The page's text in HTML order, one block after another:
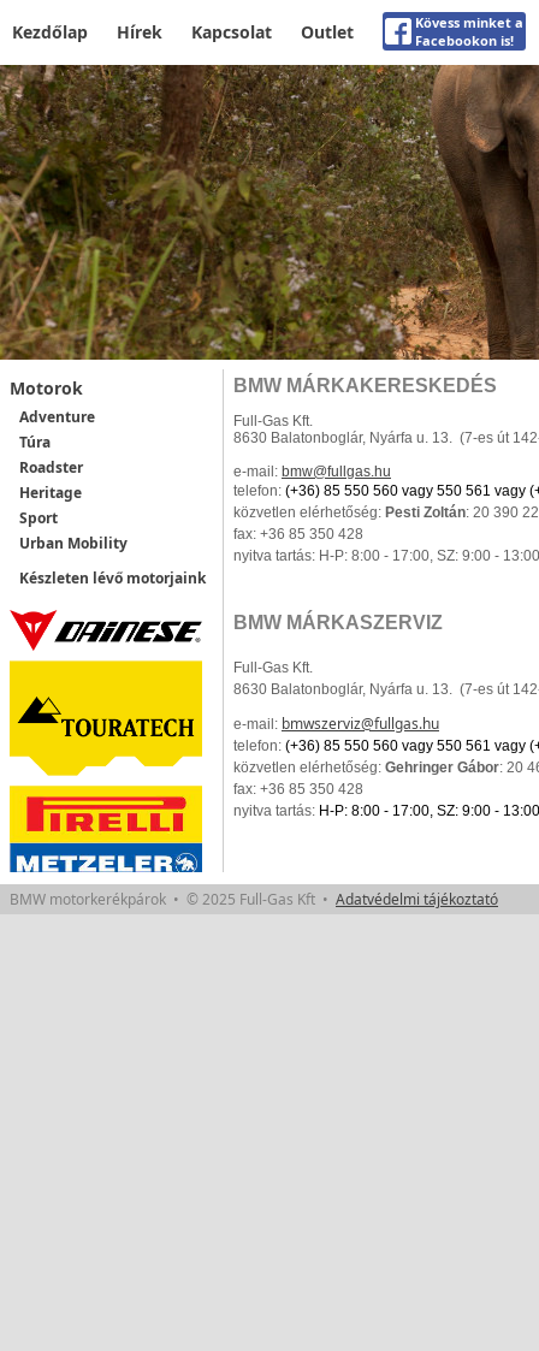
Kezdőlap Hírek Kapcsolat Outlet
Kövess minket a
Facebookon is!
Motorok
Adventure
Túra
Roadster
Heritage
Sport
Urban Mobility
Készleten lévő motorjaink
BMW MÁRKAKERESKEDÉS
Full-Gas Kft.
8630 Balatonboglár, Nyárfa u. 13. (7-es út
e-mail: bmw@fullgas.hu
telefon: (+36) 85 550 560 vagy 550 561 vagy
közvetlen elérhetőség: Pesti Zoltán: 20 390
fax: +36 85 350 428
nyitva tartás: H-P: 8:00 - 17:00, SZ: 9:00 - 13:00
BMW MÁRKASZERVIZ
Full-Gas Kft.
8630 Balatonboglár, Nyárfa u. 13. (7-es út
e-mail: bmwszerviz@fullgas.hu
telefon: (+36) 85 550 560 vagy 550 561 vagy
közvetlen elérhetőség: Gehringer Gábor: 20
fax: +36 85 350 428
nyitva tartás: H-P: 8:00 - 17:00, SZ: 9:00 - 13:00
BMW motorkerékpárok • © 2025 Full-Gas Kft • Adatvédelmi tájékoztató